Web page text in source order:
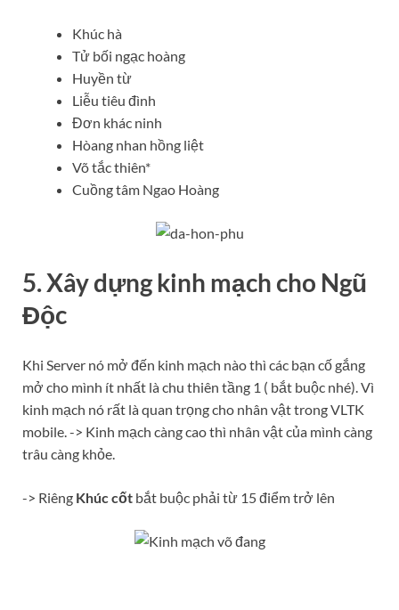
Khúc hà
Tử bối ngạc hoàng
Huyền từ
Liễu tiêu đình
Đơn khác ninh
Hòang nhan hồng liệt
Võ tắc thiên*
Cuồng tâm Ngao Hoàng
5. Xây dựng kinh mạch cho Ngũ
Độc
Khi Server nó mở đến kinh mạch nào thì các bạn cố gắng
mở cho mình ít nhất là chu thiên tầng 1 ( bắt buộc nhé). Vì
kinh mạch nó rất là quan trọng cho nhân vật trong VLTK
mobile. -> Kinh mạch càng cao thì nhân vật của mình càng
trâu càng khỏe.
-> Riêng Khúc cốt bắt buộc phải từ 15 điểm trở lên